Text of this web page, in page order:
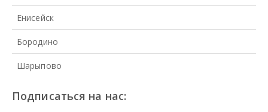
Енисейск
Бородино
Шарыпово
Подписаться на нас: